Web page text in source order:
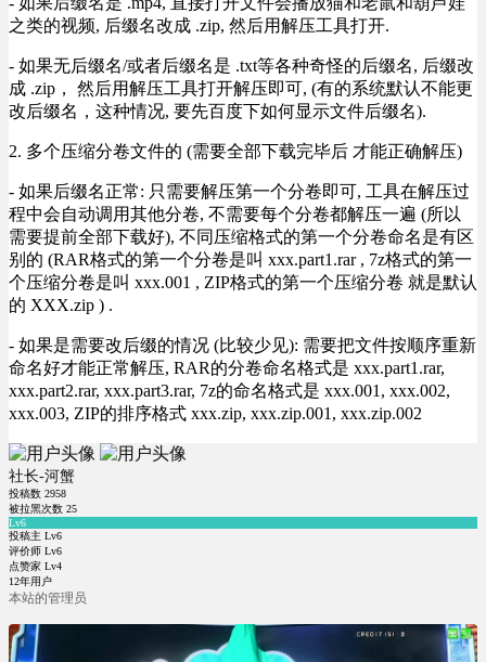
之类的视频, 后缀名改成 .zip, 然后用解压工具打开.
- 如果无后缀名/或者后缀名是 .txt等各种奇怪的后缀名, 后缀改
成 .zip， 然后用解压工具打开解压即可, (有的系统默认不能更
改后缀名，这种情况, 要先百度下如何显示文件后缀名).
2. 多个压缩分卷文件的 (需要全部下载完毕后 才能正确解压)
- 如果后缀名正常: 只需要解压第一个分卷即可, 工具在解压过
程中会自动调用其他分卷, 不需要每个分卷都解压一遍 (所以
需要提前全部下载好), 不同压缩格式的第一个分卷命名是有区
别的 (RAR格式的第一个分卷是叫 xxx.part1.rar , 7z格式的第一
个压缩分卷是叫 xxx.001 , ZIP格式的第一个压缩分卷 就是默认
的 XXX.zip ) .
- 如果是需要改后缀的情况 (比较少见): 需要把文件按顺序重新
命名好才能正常解压, RAR的分卷命名格式是 xxx.part1.rar,
xxx.part2.rar, xxx.part3.rar, 7z的命名格式是 xxx.001, xxx.002,
xxx.003, ZIP的排序格式 xxx.zip, xxx.zip.001, xxx.zip.002
社长-河蟹
投稿数 2958
被拉黑次数 25
Lv6
投稿主 Lv6
评价师 Lv6
点赞家 Lv4
12年用户
本站的管理员